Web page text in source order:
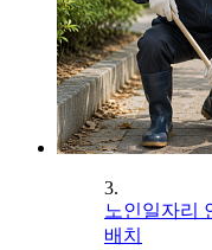
3.
노인일자리
배치